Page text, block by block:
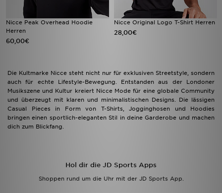
Nicce Peak Overhead Hoodie
Herren
60,00€
Nicce Original Logo T-Shirt Herren
28,00€
Die Kultmarke Nicce steht nicht nur für exklusiven Streetstyle, sondern
auch für echte Lifestyle-Bewegung. Entstanden aus der Londoner
Musikszene und Kultur kreiert Nicce Mode für eine globale Community
und überzeugt mit klaren und minimalistischen Designs. Die lässigen
Casual Pieces in Form von T-Shirts, Jogginghosen und Hoodies
bringen einen sportlich-eleganten Stil in deine Garderobe und machen
dich zum Blickfang.
Hol dir die JD Sports Apps
Shoppen rund um die Uhr mit der JD Sports App.